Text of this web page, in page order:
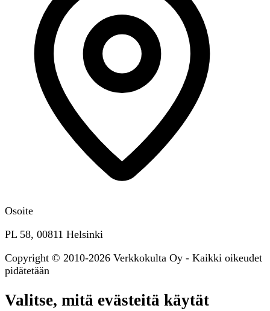
Osoite
PL 58, 00811 Helsinki
Copyright © 2010-2026 Verkkokulta Oy - Kaikki oikeudet
pidätetään
Valitse, mitä evästeitä käytät